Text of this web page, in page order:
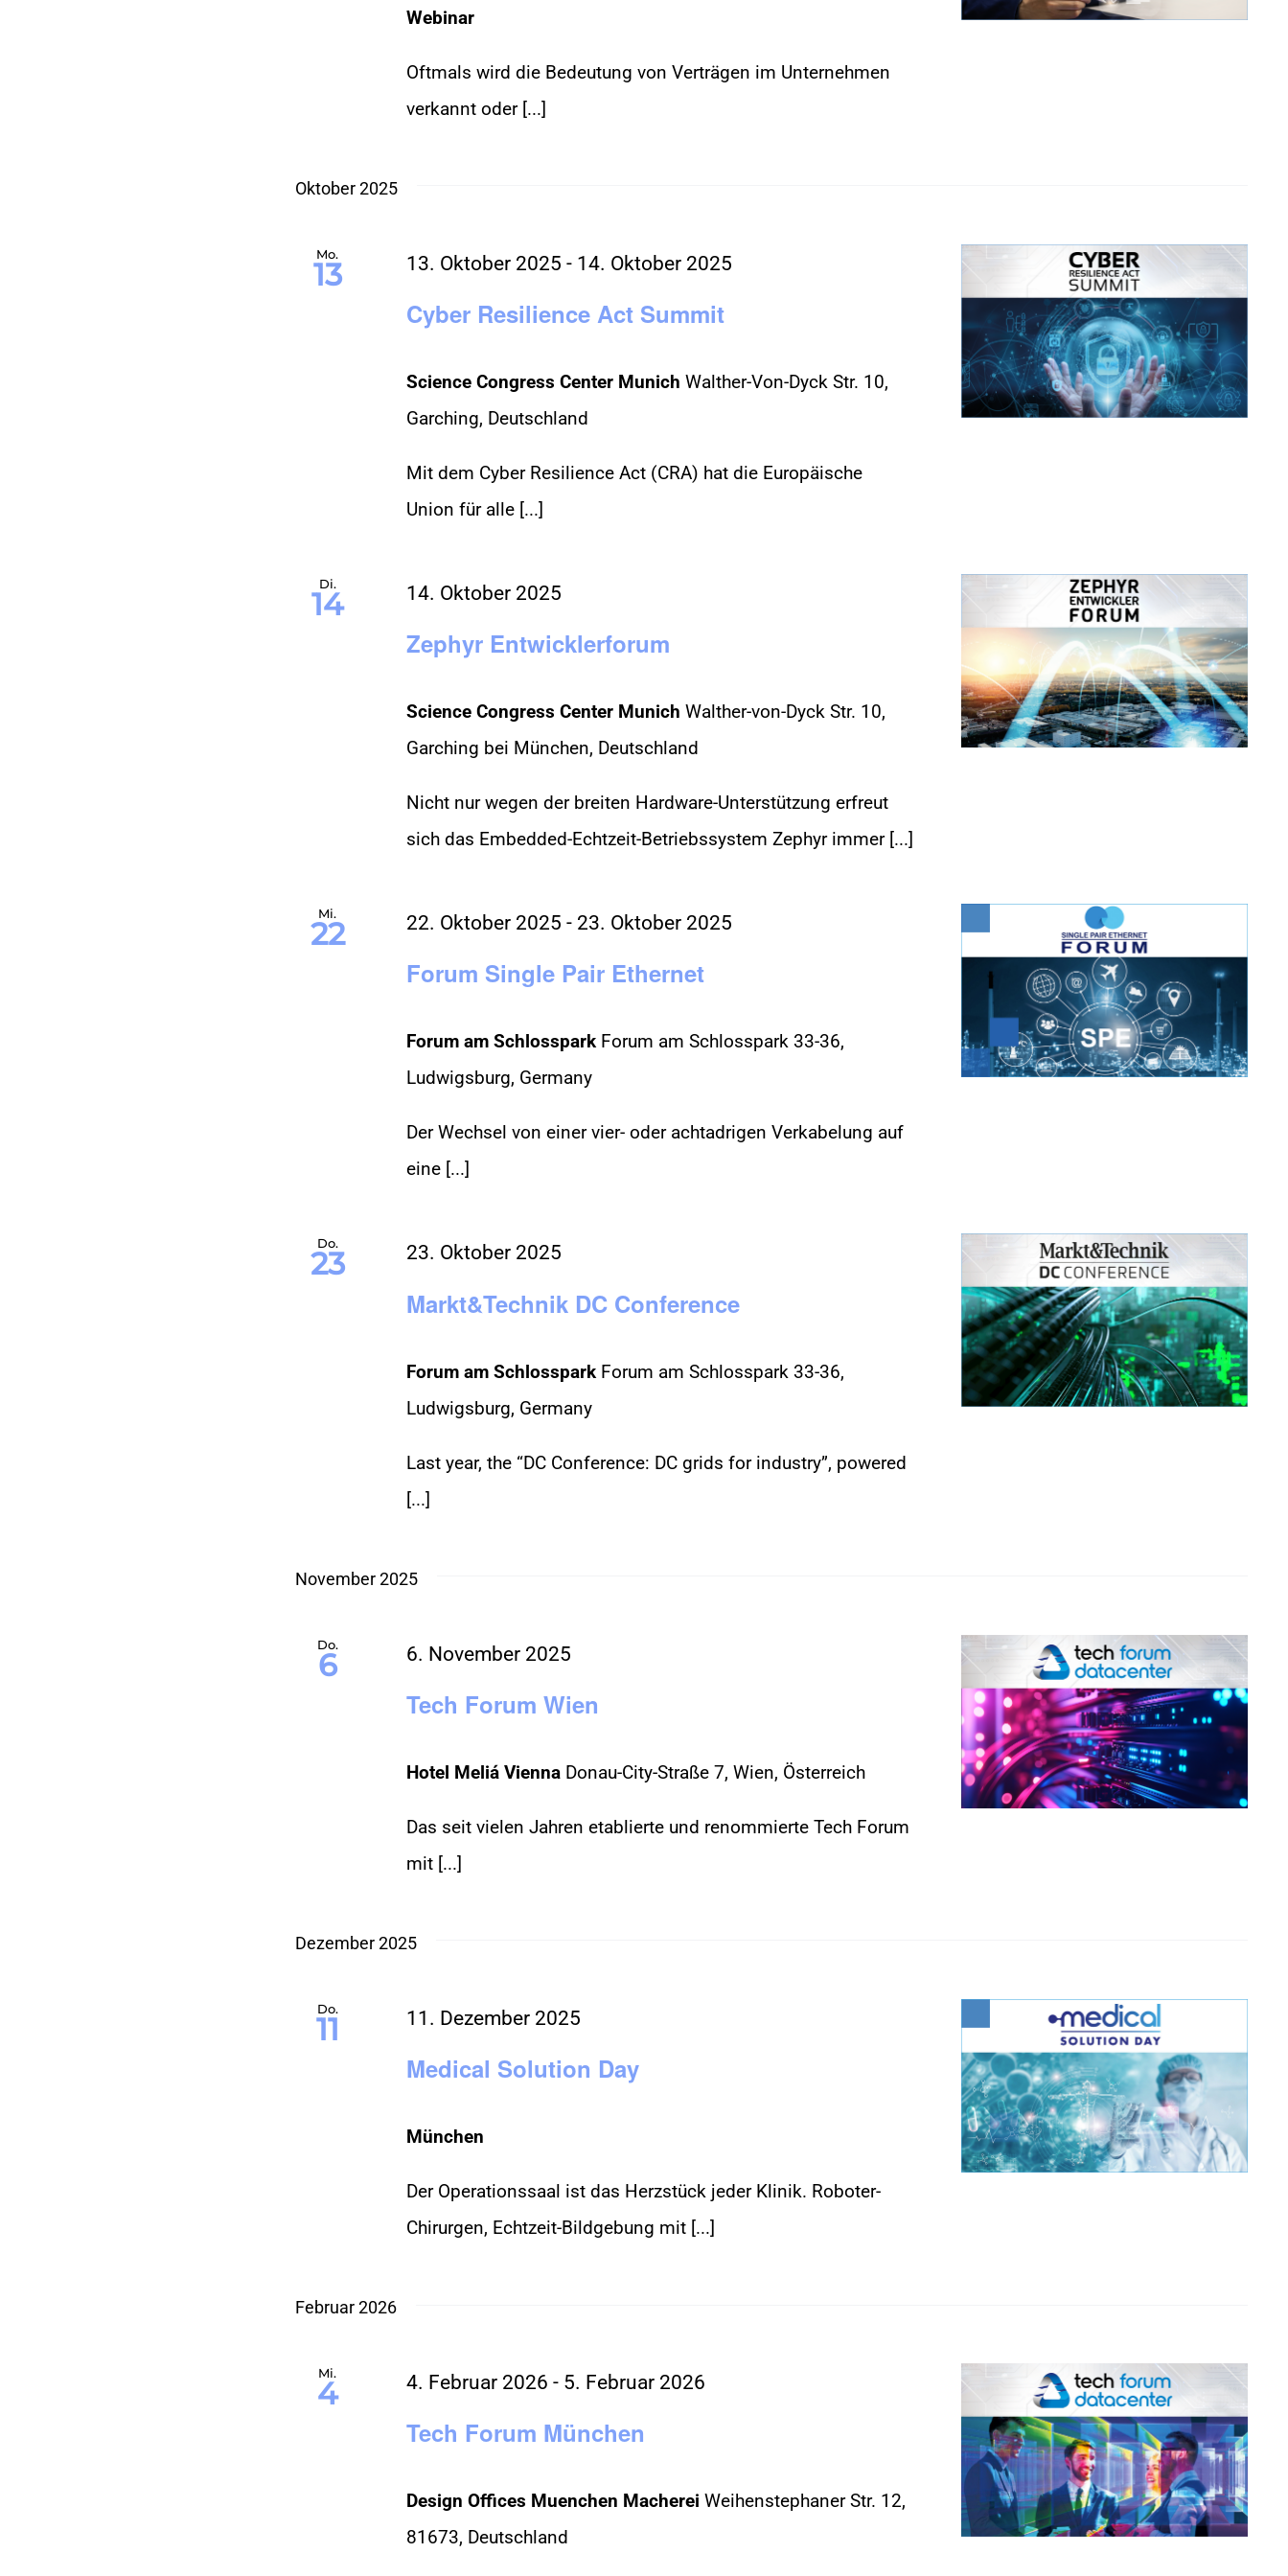
Webinar
Oftmals wird die Bedeutung von Verträgen im Unternehmen
verkannt oder [...]
Oktober 2025
Mo.
13
Cyber Resilience Act Summit
13. Oktober 2025 - 14. Oktober 2025
Science Congress Center Munich Walther-Von-Dyck Str. 10,
Garching, Deutschland
Mit dem Cyber Resilience Act (CRA) hat die Europäische
Union für alle [...]
Di.
14
Zephyr Entwicklerforum
14. Oktober 2025
Science Congress Center Munich Walther-von-Dyck Str. 10,
Garching bei München, Deutschland
Nicht nur wegen der breiten Hardware-Unterstützung erfreut
sich das Embedded-Echtzeit-Betriebssystem Zephyr immer [...]
Mi.
22
Forum Single Pair Ethernet
22. Oktober 2025 - 23. Oktober 2025
Forum am Schlosspark Forum am Schlosspark 33-36,
Ludwigsburg, Germany
Der Wechsel von einer vier- oder achtadrigen Verkabelung auf
eine [...]
Do.
23
Markt&Technik DC Conference
23. Oktober 2025
Forum am Schlosspark Forum am Schlosspark 33-36,
Ludwigsburg, Germany
Last year, the “DC Conference: DC grids for industry”, powered
[...]
November 2025
Do.
6
Tech Forum Wien
6. November 2025
Hotel Meliá Vienna Donau-City-Straße 7, Wien, Österreich
Das seit vielen Jahren etablierte und renommierte Tech Forum
mit [...]
Dezember 2025
Do.
11
Medical Solution Day
11. Dezember 2025
München
Der Operationssaal ist das Herzstück jeder Klinik. Roboter-
Chirurgen, Echtzeit-Bildgebung mit [...]
Februar 2026
Mi.
4
Tech Forum München
4. Februar 2026 - 5. Februar 2026
Design Offices Muenchen Macherei Weihenstephaner Str. 12,
81673, Deutschland